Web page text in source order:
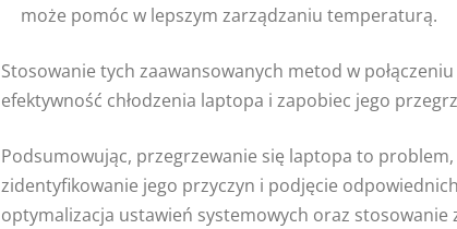
może pomóc w lepszym zarządzaniu temperaturą.
Stosowanie tych zaawansowanych metod w
efektywność chłodzenia laptopa i zapobiec jego
Podsumowując, przegrzewanie się laptopa to
zidentyfikowanie jego przyczyn i podjęcie
optymalizacja ustawień systemowych oraz